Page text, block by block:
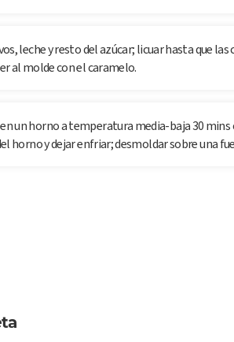
leche y resto del azúcar; licuar hasta que las
al molde con el caramelo.
un horno a temperatura media-baja 30 mins
horno y dejar enfriar; desmoldar sobre una